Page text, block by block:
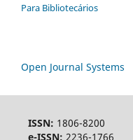
Para Bibliotecários
Open Journal Systems
ISSN: 1806-8200
e-ISSN: 2236-1766